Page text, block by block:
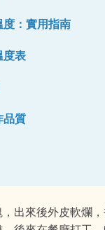
：實用指南
度表
品質
出來後外皮軟爛